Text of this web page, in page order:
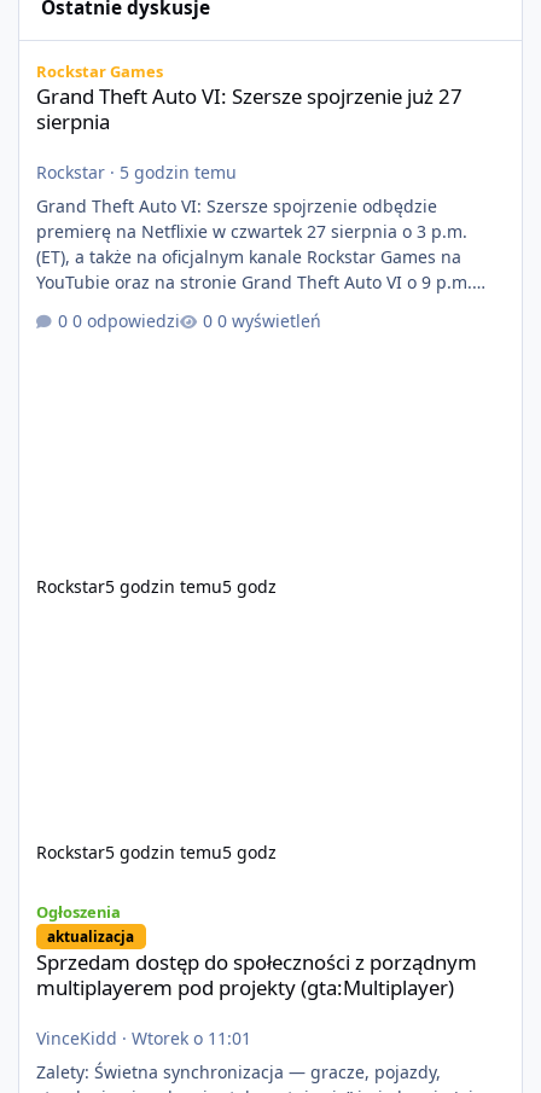
Ostatnie dyskusje
Rockstar Games
Grand Theft Auto VI: Szersze spojrzenie już 27
sierpnia
Rockstar · 5 godzin temu
Grand Theft Auto VI: Szersze spojrzenie odbędzie
premierę na Netflixie w czwartek 27 sierpnia o 3 p.m.
(ET), a także na oficjalnym kanale Rockstar Games na
YouTubie oraz na stronie Grand Theft Auto VI o 9 p.m.
Auto VI będzie dostępne 19 listopada na PlayStation 5
0 odpowiedzi 0 wyświetleń
Rockstar5 godzin temu5 godz
Rockstar5 godzin temu5 godz
Ogłoszenia
aktualizacja
Sprzedam dostęp do społeczności z porządnym
multiplayerem pod projekty (gta:Multiplayer)
VinceKidd · Wtorek o 11:01
Zalety: Świetna synchronizacja — gracze, pojazdy,